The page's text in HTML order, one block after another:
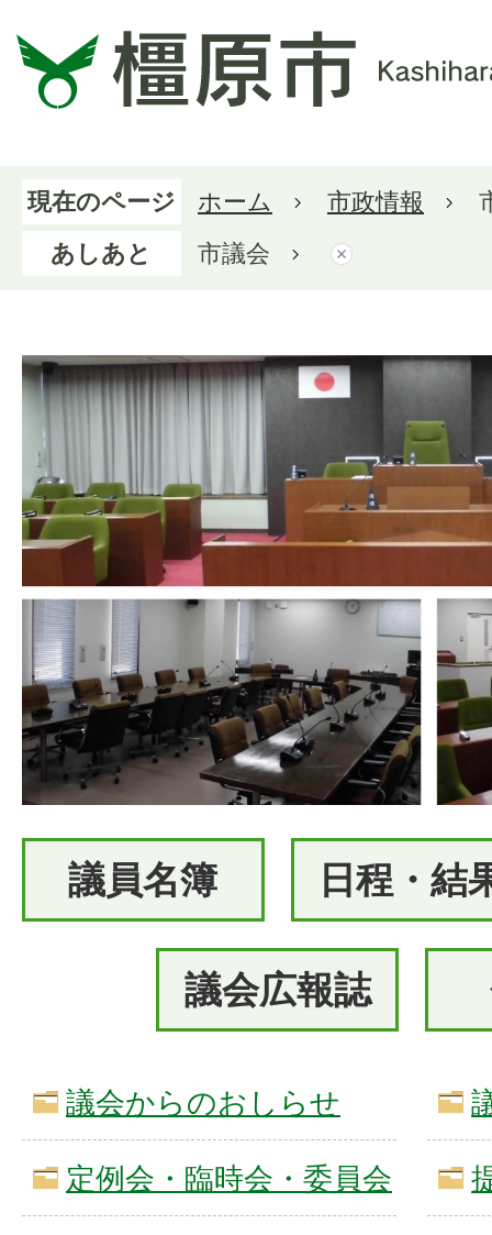
現在のページ ホーム 市政情報
あしあと
市議会
市議会
議員名簿 日程・結
議会広報誌
議会からのおしらせ
定例会・臨時会・委員会